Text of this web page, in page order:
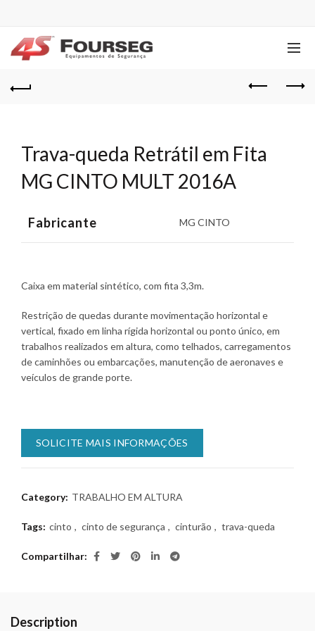
Trava-queda Retrátil em Fita
MG CINTO MULT 2016A
Fabricante MG CINTO
Caixa em material sintético, com fita 3,3m.
Restrição de quedas durante movimentação horizontal e
vertical, fixado em linha rígida horizontal ou ponto único, em
trabalhos realizados em altura, como telhados, carregamentos
de caminhões ou embarcações, manutenção de aeronaves e
veículos de grande porte.
SOLICITE MAIS INFORMAÇÕES
Category: TRABALHO EM ALTURA
Tags: cinto , cinto de segurança , cinturão , trava-queda
Compartilhar
Description